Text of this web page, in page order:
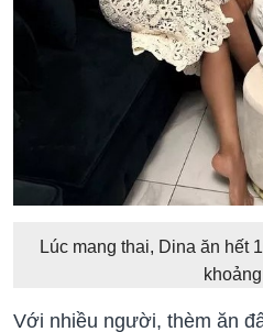
Lúc mang thai, Dina ăn hết
Với nhiều người, thèm ăn